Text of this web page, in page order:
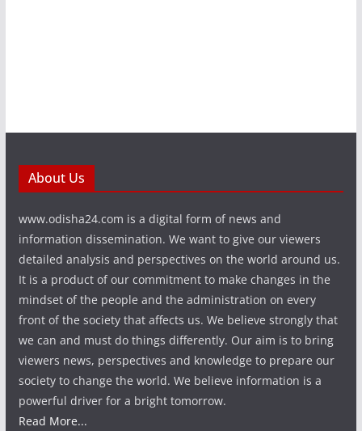
About Us
www.odisha24.com is a digital form of news and
information dissemination. We want to give our viewers
detailed analysis and perspectives on the world around us.
It is a product of our commitment to make changes in the
mindset of the people and the administration on every
front of the society that affects us. We believe strongly that
we can and must do things differently. Our aim is to bring
viewers news, perspectives and knowledge to prepare our
society to change the world. We believe information is a
powerful driver for a bright tomorrow.
Read More...